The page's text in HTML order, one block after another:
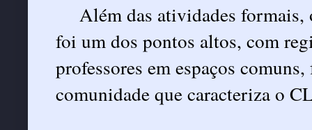
Além das atividades
foi um dos pontos altos, com
professores em espaços
comunidade que caracteriza o